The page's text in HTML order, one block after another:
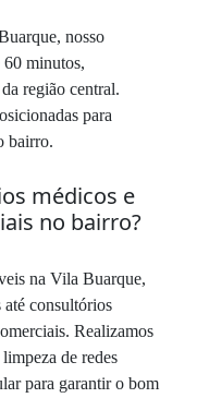
nosso
60 minutos,
região central.
para
bairro.
médicos e
no bairro?
na Vila Buarque,
até consultórios
Realizamos
de redes
para garantir o bom